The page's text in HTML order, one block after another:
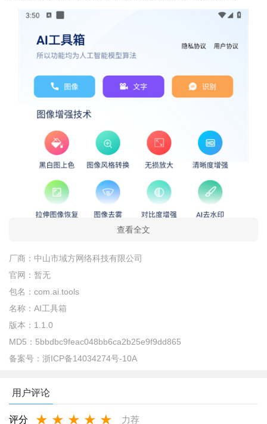
查看全文
厂商： 中山市域方网络科技有限公司
官网： 暂无
包名： com.ai.tools
名称： AI工具箱
版本： 1.1.0
MD5： 5bbdbc9feac048bb6ca2b25e9f9dd865
备案号： 浙ICP备14034274号-10A
用户评论
评分 ★ ★ ★ ★ ★ 力荐